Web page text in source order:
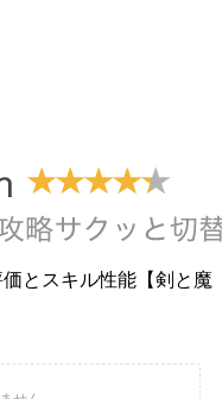
とスキル性能【剣と魔